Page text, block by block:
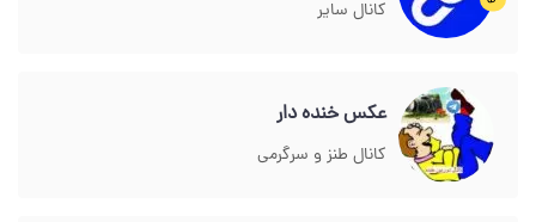
کانال سایر
عکس خنده دار
کانال طنز و سرگرمی